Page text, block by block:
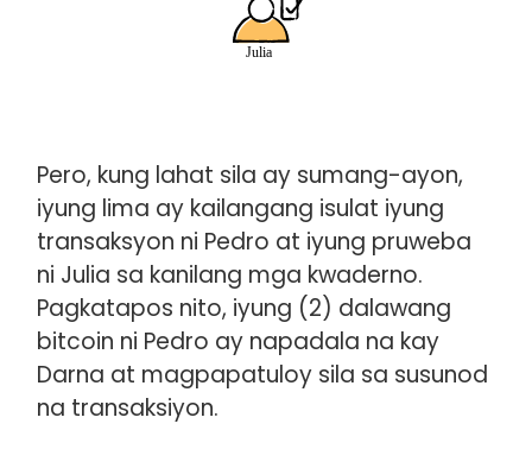
Pero, kung lahat sila ay sumang-ayon,
iyung lima ay kailangang isulat iyung
transaksyon ni Pedro at iyung pruweba
ni Julia sa kanilang mga kwaderno.
Pagkatapos nito, iyung (2) dalawang
bitcoin ni Pedro ay napadala na kay
Darna at magpapatuloy sila sa susunod
na transaksiyon.